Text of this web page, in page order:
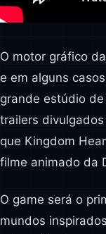
O motor gráfico
e em alguns
grande estúdio
trailers
que Kingdom
filme animado da
O game será o
mundos